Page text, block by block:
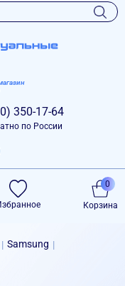
350-17-64
по России
Корзина
0
| Samsung |